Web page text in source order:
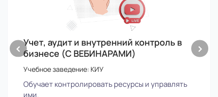
‹ Учет, аудит и внутренний контроль в
бизнесе (С ВЕБИНАРАМИ)
Учебное заведение: КИУ
Обучает контролировать ресурсы и управлять
ими.
›